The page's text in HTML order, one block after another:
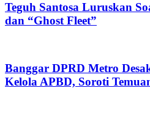
Teguh Santosa Luruskan
dan “Ghost Fleet”
Banggar DPRD Metro
Kelola APBD, Soroti